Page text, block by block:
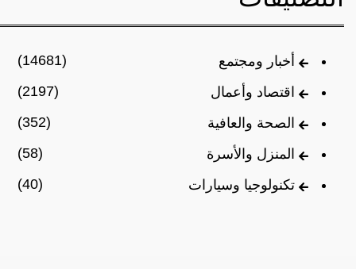
أخبار ومجتمع
(14681)
اقتصاد وأعمال
(2197)
الصحة والعافية
(352)
المنزل والأسرة
(58)
تكنولوجيا وسيارات
(40)